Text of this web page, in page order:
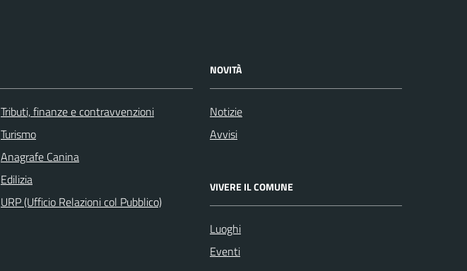
Tributi, finanze e contravvenzioni
Turismo
Anagrafe Canina
Edilizia
URP (Ufficio Relazioni col Pubblico)
NOVITÀ
Notizie
Avvisi
VIVERE IL COMUNE
Luoghi
Eventi